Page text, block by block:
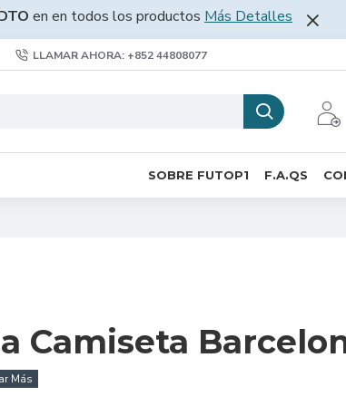
en en todos los productos Más Detalles
LLAMAR AHORA: +852 44808077
SOBRE FUTOP1 F.A.QS
Camiseta